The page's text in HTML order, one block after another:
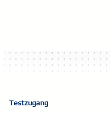
Testzugang